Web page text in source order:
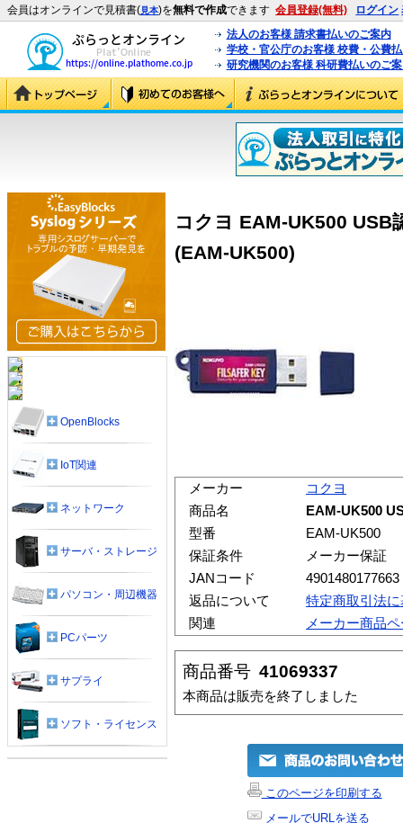
会員はオンラインで見積書(見本)を無料で作成できます 会員登録(無料) ログイン
法人のお客様 請求書払いのご案内
学校・官公庁のお客様 校費・公費
研究機関のお客様 科研費払いのご
コクヨ EAM-UK500 USB
(EAM-UK500)
メーカー
コクヨ
商品名
EAM-UK500
型番
EAM-UK500
保証条件
メーカー保証
JANコード
4901480177663
返品について
特定商取引法
関連
メーカー商品
商品番号 41069337
本商品は販売を終了しました
このページを印刷する
メールでURLを送る
OpenBlocks
IoT関連
ネットワーク
サーバ・ストレージ
パソコン・周辺機器
PCパーツ
サプライ
ソフト・ライセンス